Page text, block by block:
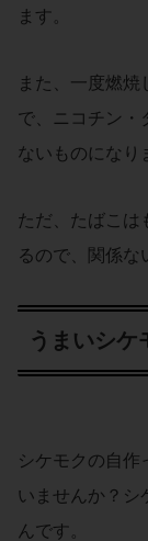
ます。
また、一度燃
で、ニコチン・
ないものになり
ただ、たばこは
るので、関係な
うまいシケ
シケモクの自作
いませんか？シ
んです。